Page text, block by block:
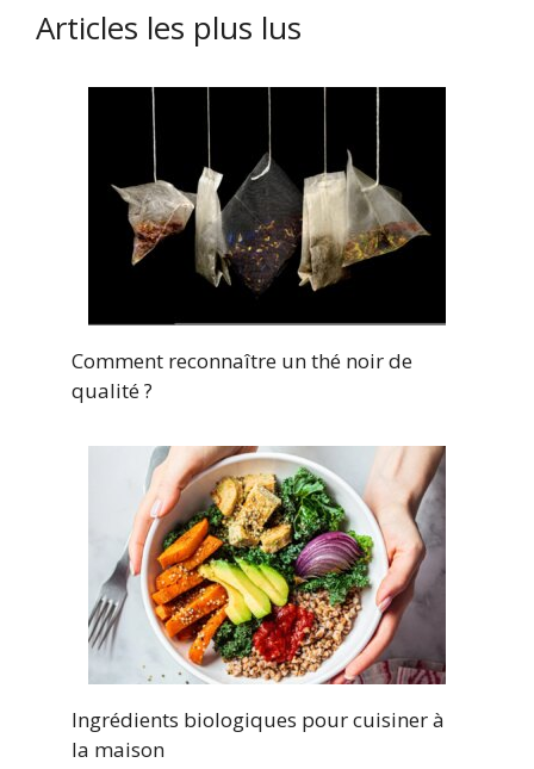
Articles les plus lus
Comment reconnaître un thé noir de
qualité ?
Ingrédients biologiques pour cuisiner à
la maison